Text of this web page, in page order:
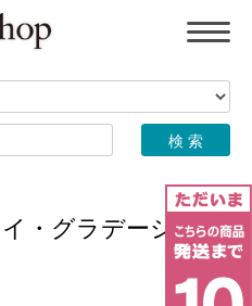
・グラデーショ